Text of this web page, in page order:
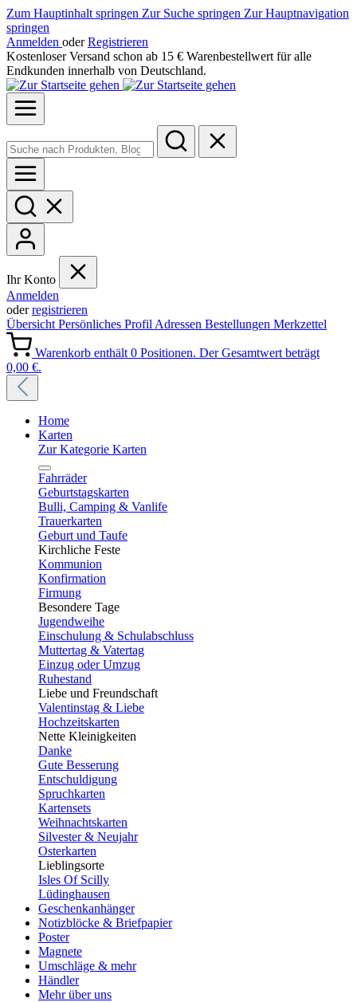
Zum Hauptinhalt springen Zur Suche springen Zur Hauptnavigation
springen
Anmelden oder Registrieren
Kostenloser Versand schon ab 15 € Warenbestellwert für alle
Endkunden innerhalb von Deutschland.
Ihr Konto
Anmelden
oderregistrieren
Übersicht Persönliches Profil Adressen Bestellungen Merkzettel
Warenkorb enthält 0 Positionen. Der Gesamtwert beträgt
0,00 €.
Home
Karten
Zur Kategorie Karten
Fahrräder
Geburtstagskarten
Bulli, Camping & Vanlife
Trauerkarten
Geburt und Taufe
Kirchliche Feste
Kommunion
Konfirmation
Firmung
Besondere Tage
Jugendweihe
Einschulung & Schulabschluss
Muttertag & Vatertag
Einzug oder Umzug
Ruhestand
Liebe und Freundschaft
Valentinstag & Liebe
Hochzeitskarten
Nette Kleinigkeiten
Danke
Gute Besserung
Entschuldigung
Spruchkarten
Kartensets
Weihnachtskarten
Silvester & Neujahr
Osterkarten
Lieblingsorte
Isles Of Scilly
Lüdinghausen
Geschenkanhänger
Notizblöcke & Briefpapier
Poster
Magnete
Umschläge & mehr
Händler
Mehr über uns